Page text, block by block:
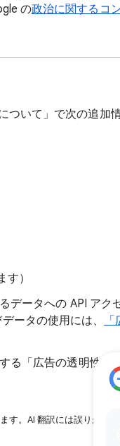
の政治に関するコ
ついて」で次の追加
）
データへの API アク
ータの使用には、
「広告の透明性に
。AI 翻訳には誤りが含ま